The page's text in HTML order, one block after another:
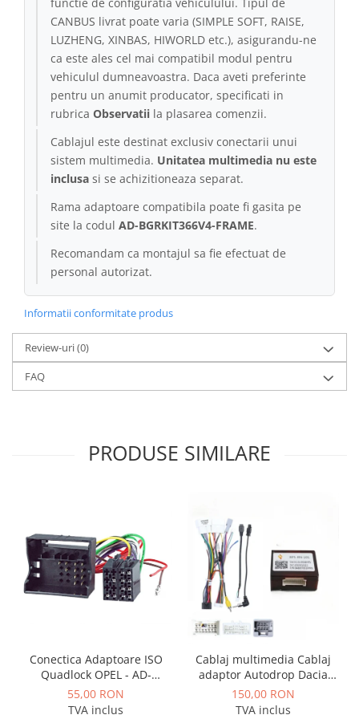
Conectică Kia
Conectică Hyundai
Conectică Mitsubishi
Lumini ambientale
CANBUS livrat poate varia (SIMPLE SOFT, RAISE,
LUZHENG, XINBAS, HIWORLD etc.), asigurandu-ne
ca este ales cel mai compatibil modul pentru
vehiculul dumneavoastra. Daca aveti preferinte
pentru un anumit producator, specificati in
rubrica Observatii la plasarea comenzii.
Cablajul este destinat exclusiv conectarii unui
sistem multimedia. Unitatea multimedia nu este
inclusa si se achizitioneaza separat.
Rama adaptoare compatibila poate fi gasita pe
site la codul AD-BGRKIT366V4-FRAME.
Recomandam ca montajul sa fie efectuat de
personal autorizat.
Informatii conformitate produs
Review-uri(0)
FAQ
PRODUSE SIMILARE
Conectica Adaptoare ISO
Quadlock OPEL - AD-
ISOOPEL
55,00 RON
TVA inclus
Cablaj multimedia Cablaj
adaptor Autodrop Dacia
Logan / Sandero pentru
Navigatii multimedia
150,00 RON
TVA inclus